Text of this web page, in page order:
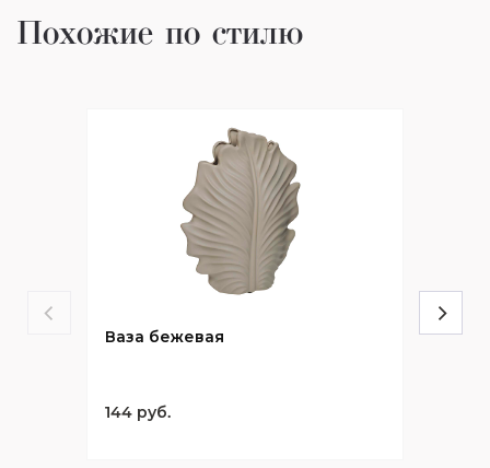
Похожие по стилю
Ваза бежевая
144 руб.